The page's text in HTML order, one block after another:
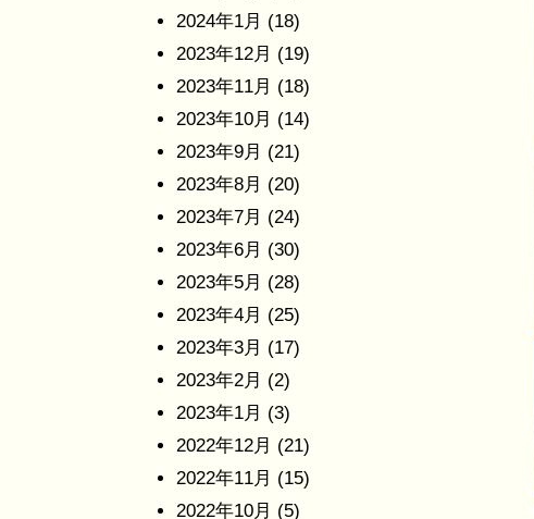
2024年1月 (18)
2023年12月 (19)
2023年11月 (18)
2023年10月 (14)
2023年9月 (21)
2023年8月 (20)
2023年7月 (24)
2023年6月 (30)
2023年5月 (28)
2023年4月 (25)
2023年3月 (17)
2023年2月 (2)
2023年1月 (3)
2022年12月 (21)
2022年11月 (15)
2022年10月 (5)